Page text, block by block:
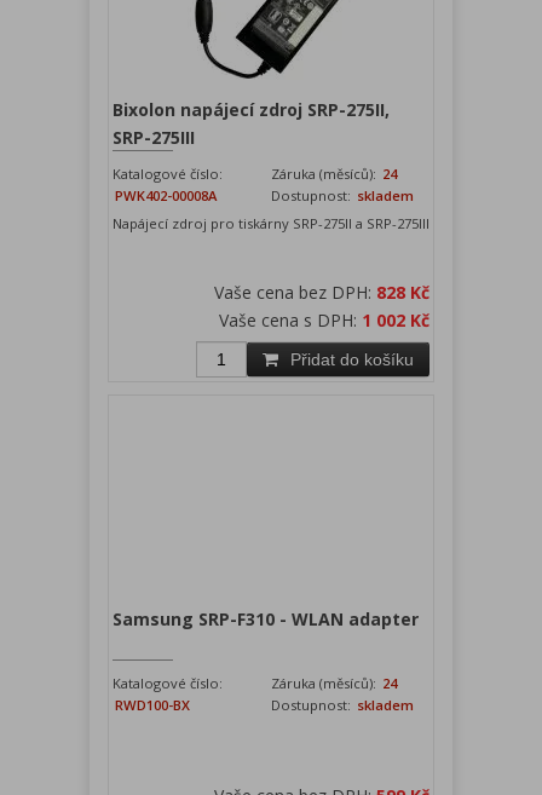
Bixolon napájecí zdroj SRP-275II,
SRP-275III
Katalogové číslo:
PWK402-00008A
Záruka (měsíců): 24
Dostupnost: skladem
Napájecí zdroj pro tiskárny SRP-275II a SRP-275III
Vaše cena bez DPH: 828 Kč
Vaše cena s DPH: 1 002 Kč
Přidat do košíku
Samsung SRP-F310 - WLAN adapter
Katalogové číslo:
RWD100-BX
Záruka (měsíců): 24
Dostupnost: skladem